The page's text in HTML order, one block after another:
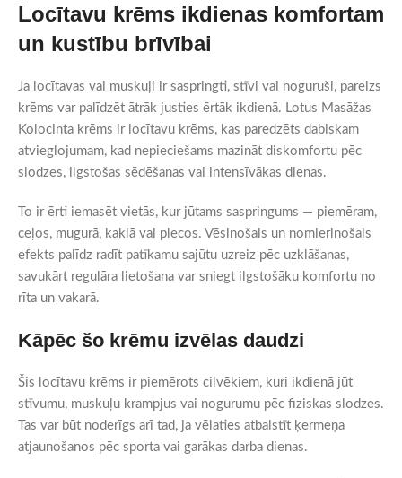
Locītavu krēms ikdienas komfortam
un kustību brīvībai
Ja locītavas vai muskuļi ir saspringti, stīvi vai noguruši, pareizs
krēms var palīdzēt ātrāk justies ērtāk ikdienā. Lotus Masāžas
Kolocinta krēms ir locītavu krēms, kas paredzēts dabiskam
atvieglojumam, kad nepieciešams mazināt diskomfortu pēc
slodzes, ilgstošas sēdēšanas vai intensīvākas dienas.
To ir ērti iemasēt vietās, kur jūtams saspringums — piemēram,
ceļos, mugurā, kaklā vai plecos. Vēsinošais un nomierinošais
efekts palīdz radīt patīkamu sajūtu uzreiz pēc uzklāšanas,
savukārt regulāra lietošana var sniegt ilgstošāku komfortu no
rīta un vakarā.
Kāpēc šo krēmu izvēlas daudzi
Šis locītavu krēms ir piemērots cilvēkiem, kuri ikdienā jūt
stīvumu, muskuļu krampjus vai nogurumu pēc fiziskas slodzes.
Tas var būt noderīgs arī tad, ja vēlaties atbalstīt ķermeņa
atjaunošanos pēc sporta vai garākas darba dienas.